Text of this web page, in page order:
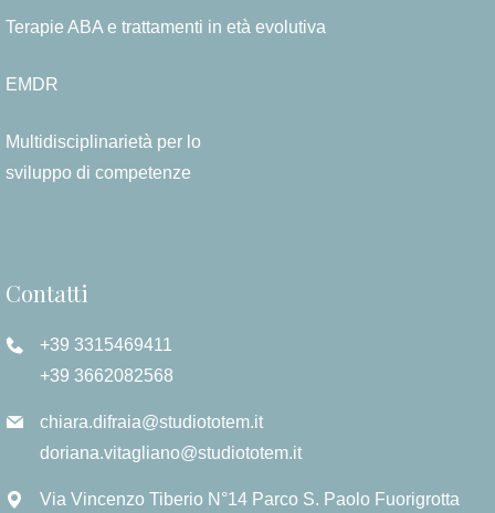
Terapie ABA e trattamenti in età evolutiva
EMDR
Multidisciplinarietà per lo
sviluppo di competenze
Contatti
+39 3315469411
+39 3662082568
chiara.difraia@studiototem.it
doriana.vitagliano@studiototem.it
Via Vincenzo Tiberio N°14 Parco S. Paolo Fuorigrotta